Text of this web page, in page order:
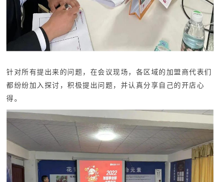
针对所有提出来的问题，在会议现场，各区域的加盟商代表们
都纷纷加入探讨，积极提出问题，并认真分享自己的开店心
得。